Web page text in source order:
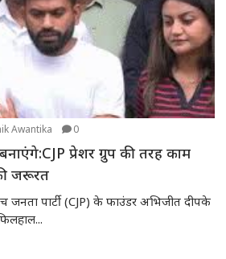
Awantika 0
की जरूरत
जनता पार्टी (CJP) के फाउंडर अभिजीत दीपके